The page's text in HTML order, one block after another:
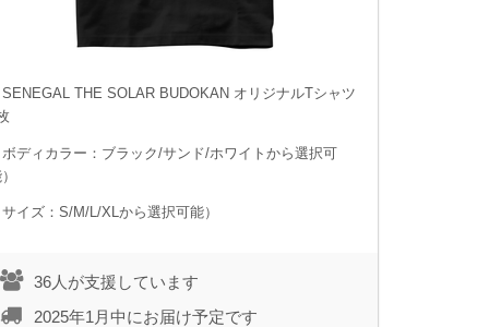
SENEGAL THE SOLAR BUDOKAN オリジナルTシャツ
ボディカラー：ブラック/サンド/ホワイトから選択可
イズ：S/M/L/XLから選択可能）
36人が支援しています
2025年1月中にお届け予定です